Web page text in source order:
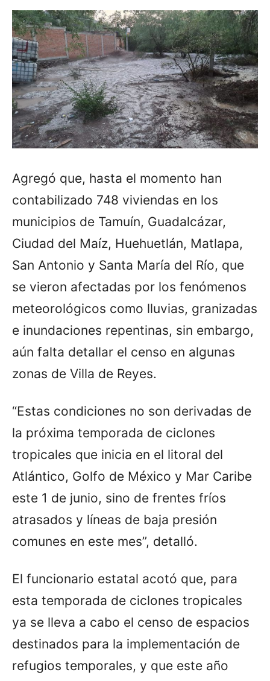
Agregó que, hasta el momento han
contabilizado 748 viviendas en los
municipios de Tamuín, Guadalcázar,
Ciudad del Maíz, Huehuetlán, Matlapa,
San Antonio y Santa María del Río, que
se vieron afectadas por los fenómenos
meteorológicos como lluvias, granizadas
e inundaciones repentinas, sin embargo,
aún falta detallar el censo en algunas
zonas de Villa de Reyes.
“Estas condiciones no son derivadas de
la próxima temporada de ciclones
tropicales que inicia en el litoral del
Atlántico, Golfo de México y Mar Caribe
este 1 de junio, sino de frentes fríos
atrasados y líneas de baja presión
comunes en este mes”, detalló.
El funcionario estatal acotó que, para
esta temporada de ciclones tropicales
ya se lleva a cabo el censo de espacios
destinados para la implementación de
refugios temporales, y que este año